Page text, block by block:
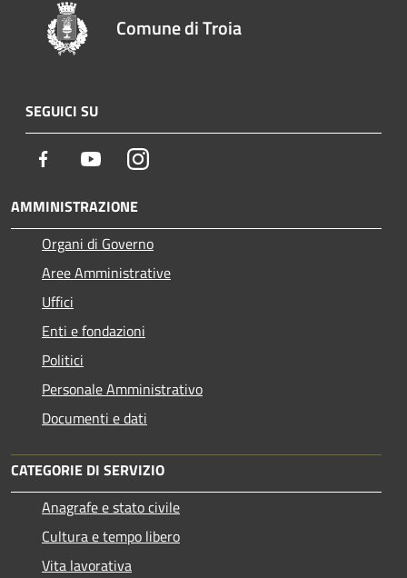
Comune di Troia
SEGUICI SU
Facebook YoutubeInstagram
AMMINISTRAZIONE
Organi di Governo
Aree Amministrative
Uffici
Enti e fondazioni
Politici
Personale Amministrativo
Documenti e dati
CATEGORIE DI SERVIZIO
Anagrafe e stato civile
Cultura e tempo libero
Vita lavorativa